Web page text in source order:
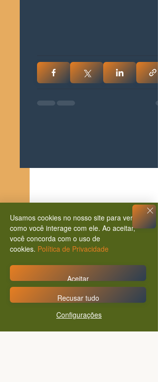
Posts Relacionados
Usamos cookies no nosso site para ver
como você interage com ele. Ao aceitar,
você concorda com o uso de
cookies. Política de Privacidade
Configurações
Recusar tudo
Aceitar